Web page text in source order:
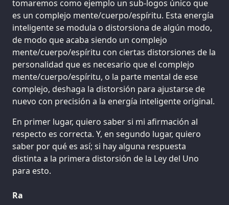
tomaremos como ejemplo un sub-logos único que
es un complejo mente/cuerpo/espíritu. Esta energía
inteligente se modula o distorsiona de algún modo,
de modo que acaba siendo un complejo
mente/cuerpo/espíritu con ciertas distorsiones de la
personalidad que es necesario que el complejo
mente/cuerpo/espíritu, o la parte mental de ese
complejo, deshaga la distorsión para ajustarse de
nuevo con precisión a la energía inteligente original.
En primer lugar, quiero saber si mi afirmación al
respecto es correcta. Y, en segundo lugar, quiero
saber por qué es así; si hay alguna respuesta
distinta a la primera distorsión de la Ley del Uno
para esto.
Ra